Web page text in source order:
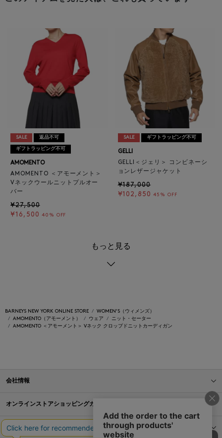
SALE 返品不可
ギフトラッピング不可
AMOMENTO
AMOMENTO ＜アモーメント＞
Vネックウールニットプルオー
バー
¥27,500
¥16,500 40% OFF
SALE ギフトラッピング不可
GELLI
GELLI＜ジェリ＞ コンビネーシ
ョンレザージャケット
¥187,000
¥102,850 45% OFF
もっと見る
BARNEYS NEW YORK ONLINE STORE
WOMEN'S（ウィメンズ）
AMOMENTO（アモーメント）
ウェア
ニット・セーター
AMOMENTO ＜アモーメント＞ Vネック クロップドニットカーディガン
会社情報
オンラインストアショッピングガイド
店舗情報